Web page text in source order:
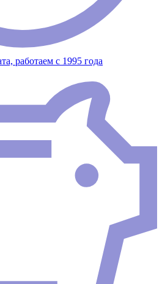
работаем с 1995 года